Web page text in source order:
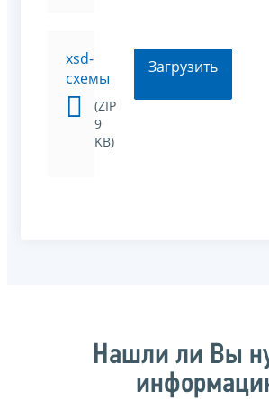
xsd-
схемы
(ZIP
9
KB)
Загрузить
Нашли ли Вы